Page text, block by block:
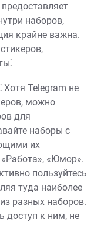
наборов,
крайне важна.
Хотя Telegram не
можно
для
наборы с
их
«Юмор».
пользуйтесь
туда наиболее
разных наборов.
доступ к ним, не